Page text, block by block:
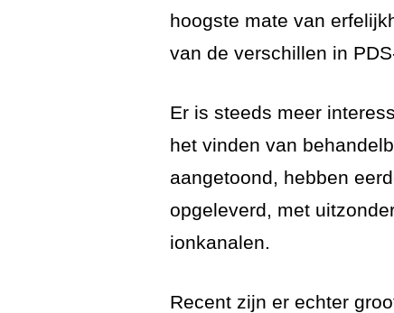
hoogste mate van
van de verschillen in
Er is steeds meer
het vinden van
aangetoond, hebben
opgeleverd, met
ionkanalen.
Recent zijn er echter